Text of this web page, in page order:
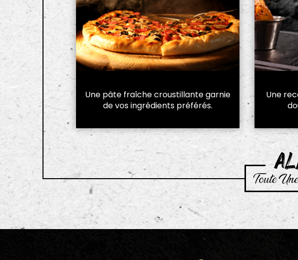
Une pâte fraîche croustillante garnie
de vos ingrédients préférés.
Une